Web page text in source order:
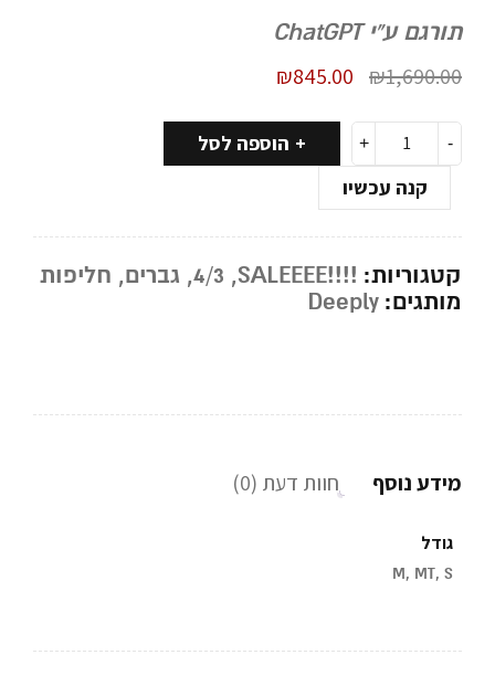
תורגם ע”י ChatGPT
₪1,690.00
₪845.00
הוספה לסל
קנה עכשיו
קטגוריות: !!!!SALEEEE
,
4/3
, גברים, חליפות
מותגים: Deeply
מידע נוסף חוות דעת (0)
גודל
M, MT, S